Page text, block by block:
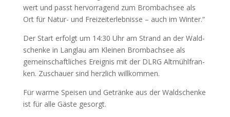
wert und passt her­vor­ra­gend zum Brom­b­ach­see als
Ort für Natur- und Freizeit­erlebnisse – auch im Win­ter.“
Der Start erfolgt um 14:30 Uhr am Strand an der Wald­
schen­ke in Langlau am Klei­nen Brom­b­ach­see als
gemein­schaft­li­ches Ereig­nis mit der DLRG Alt­mühl­fran­
ken. Zuschau­er sind herz­lich will­kom­men.
Für war­me Spei­sen und Geträn­ke aus der Wald­schen­ke
ist für alle Gäs­te gesorgt.